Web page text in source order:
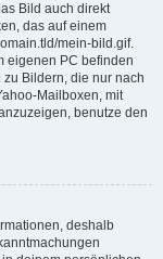
Bild auch direkt
das auf einem
mein-bild.gif.
eigenen PC befinden
Bildern, die nur nach
Mailboxen, mit
benutze den
deshalb